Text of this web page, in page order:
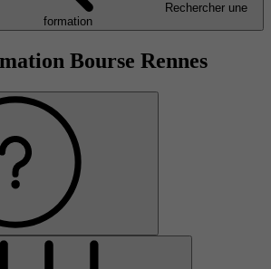
Rechercher une
formation
Bourse Rennes